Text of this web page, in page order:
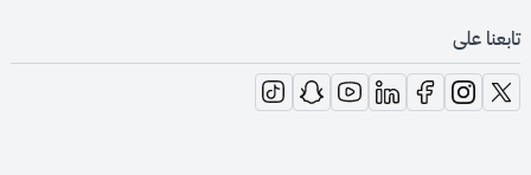
تابعنا على
opens in new window
opens in new window
opens in new window
opens in new window
opens in new window
opens in new window
opens in new window